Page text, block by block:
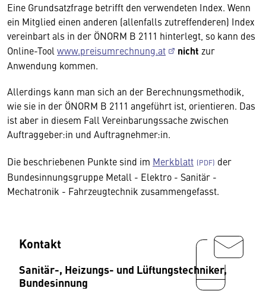
Eine Grundsatzfrage betrifft den verwendeten Index. Wenn
ein Mitglied einen anderen (allenfalls zutreffenderen) Index
vereinbart als in der ÖNORM B 2111 hinterlegt, so kann des
Online-Tool www.preisumrechnung.at nicht zur
Anwendung kommen.
Allerdings kann man sich an der Berechnungsmethodik,
wie sie in der ÖNORM B 2111 angeführt ist, orientieren. Das
ist aber in diesem Fall Vereinbarungssache zwischen
Auftraggeber:in und Auftragnehmer:in.
Die beschriebenen Punkte sind im Merkblatt
der
Bundesinnungsgruppe Metall - Elektro - Sanitär -
Mechatronik - Fahrzeugtechnik zusammengefasst.
Kontakt
Sanitär-, Heizungs- und Lüftungstechniker,
Bundesinnung